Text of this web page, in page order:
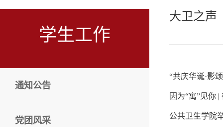
学生工作
通知公告
党团风采
大卫之声
“共庆华诞·影
因为“寓”见你
公共卫生学院